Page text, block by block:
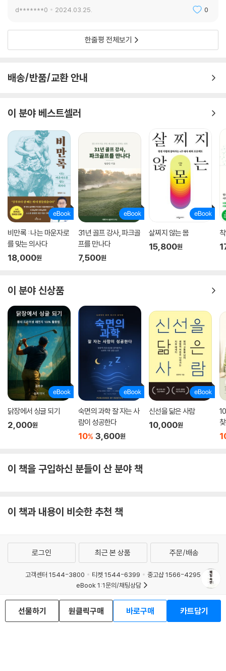
d*******0 2024.03.25. 0
한줄평 전체보기
배송/반품/교환 안내
이 분야 베스트셀러
비만록 : 나는 마운자로
를 맞는 의사다
18,000원
31년 골프 강사, 파크골
프를 만나다
7,500원
살찌지 않는 몸
15,800원
이 분야 신상품
닭장에서 싱글 되기
2,000원
숙면의 과학 잘 자는 사
람이 성공한다
10% 3,600원
신선을 닮은 사람
10,000원
이 책을 구입하신 분들이 산 분야 책
이 책과 내용이 비슷한 추천 책
선물하기 원클릭구매 바로구매 카트담기
로그인 최근 본 상품 주문/배송
고객센터 1544-3800 티켓 1544-6399
중고샵 1566-4295
eBook 1:1문의/채팅상담
예스이십사(주) 사업자 정보
이용약관
개인정보처리방침
청소년보호정책